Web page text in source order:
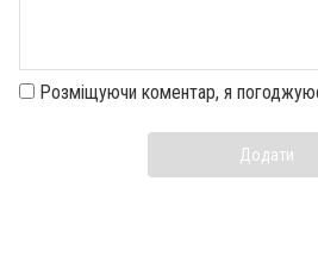
Розміщуючи коментар, я
Додати